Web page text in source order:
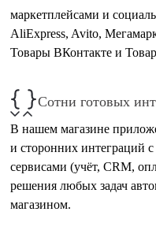
маркетплейсами и
AliExpress, Avito,
Товары ВКонтакте и
Сотни готовых
В нашем магазине
и сторонних интеграций
сервисами (учёт, CRM,
решения любых задач
магазином.